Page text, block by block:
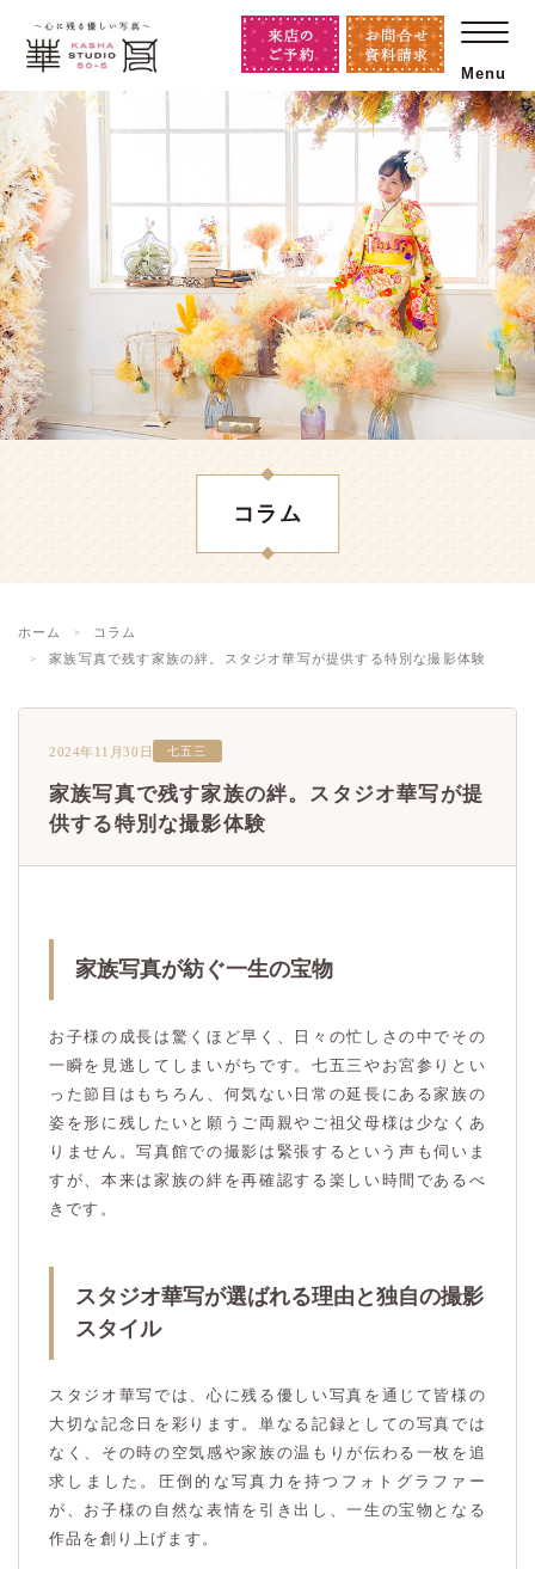
Menu
コラム
ホーム
コラム
家族写真で残す家族の絆。スタジオ華写が提供する特別な撮影体験
2024年11月30日 七五三
家族写真で残す家族の絆。スタジオ華写が提
供する特別な撮影体験
家族写真が紡ぐ一生の宝物
お子様の成長は驚くほど早く、日々の忙しさの中でその
一瞬を見逃してしまいがちです。七五三やお宮参りとい
った節目はもちろん、何気ない日常の延長にある家族の
姿を形に残したいと願うご両親やご祖父母様は少なくあ
りません。写真館での撮影は緊張するという声も伺いま
すが、本来は家族の絆を再確認する楽しい時間であるべ
きです。
スタジオ華写が選ばれる理由と独自の撮影
スタイル
スタジオ華写では、心に残る優しい写真を通じて皆様の
大切な記念日を彩ります。単なる記録としての写真では
なく、その時の空気感や家族の温もりが伝わる一枚を追
求しました。圧倒的な写真力を持つフォトグラファー
が、お子様の自然な表情を引き出し、一生の宝物となる
作品を創り上げます。